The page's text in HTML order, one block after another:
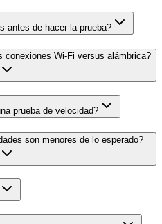
antes de hacer la prueba?
Wi-Fi versus alámbrica?
prueba de velocidad?
son menores de lo esperado?